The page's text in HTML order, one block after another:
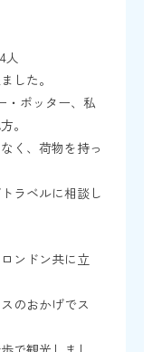
人
した。
・ポッター、私
。
く、荷物を持っ
ラベルに相談し
ンドン共に立
のおかげでス